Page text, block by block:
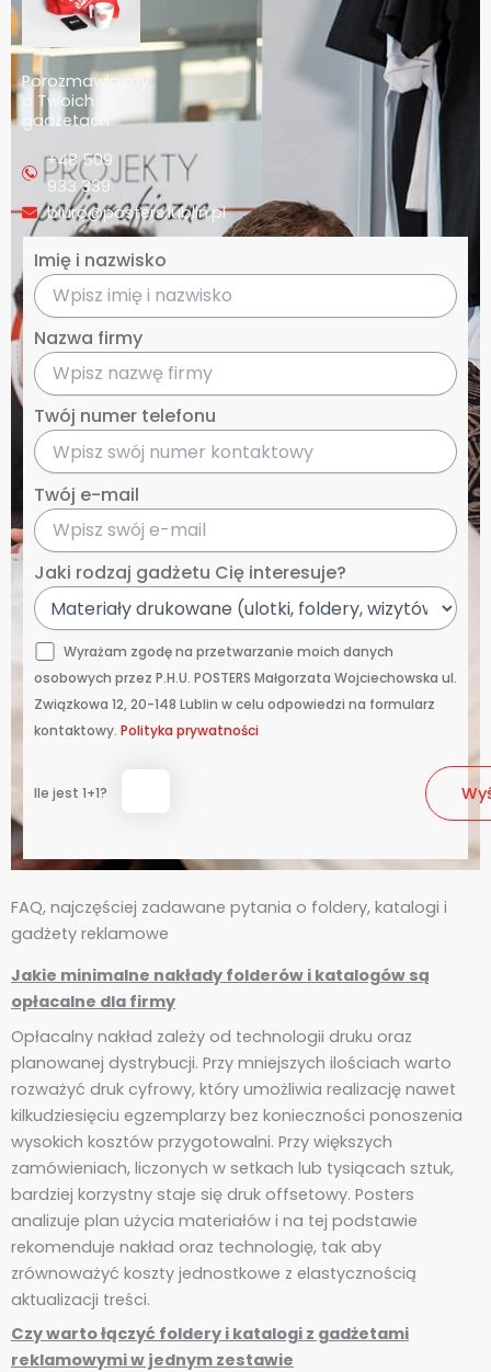
Porozmawiajmy
o Twoich
gadzetach
+48 509
933 339
biuro@posters.lublin.pl
Imię i nazwisko
Nazwa firmy
Twój numer telefonu
Twój e-mail
Jaki rodzaj gadżetu Cię interesuje?
Wyrażam zgodę na przetwarzanie moich danych
osobowych przez P.H.U. POSTERS Małgorzata Wojciechowska ul.
Związkowa 12, 20-148 Lublin w celu odpowiedzi na formularz
kontaktowy. Polityka prywatności
Ile jest 1+1?
FAQ, najczęściej zadawane pytania o foldery, katalogi i
gadżety reklamowe
Jakie minimalne nakłady folderów i katalogów są
opłacalne dla firmy
Opłacalny nakład zależy od technologii druku oraz
planowanej dystrybucji. Przy mniejszych ilościach warto
rozważyć druk cyfrowy, który umożliwia realizację nawet
kilkudziesięciu egzemplarzy bez konieczności ponoszenia
wysokich kosztów przygotowalni. Przy większych
zamówieniach, liczonych w setkach lub tysiącach sztuk,
bardziej korzystny staje się druk offsetowy. Posters
analizuje plan użycia materiałów i na tej podstawie
rekomenduje nakład oraz technologię, tak aby
zrównoważyć koszty jednostkowe z elastycznością
aktualizacji treści.
Czy warto łączyć foldery i katalogi z gadżetami
reklamowymi w jednym zestawie